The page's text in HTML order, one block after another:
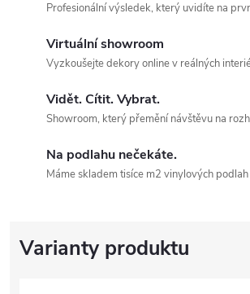
Profesionální výsledek, který uvidíte na
Virtuální showroom
Vyzkoušejte dekory online v reálných
Vidět. Cítit. Vybrat.
Showroom, který přemění návštěvu na
Na podlahu nečekáte.
Máme skladem tisíce m2 vinylových